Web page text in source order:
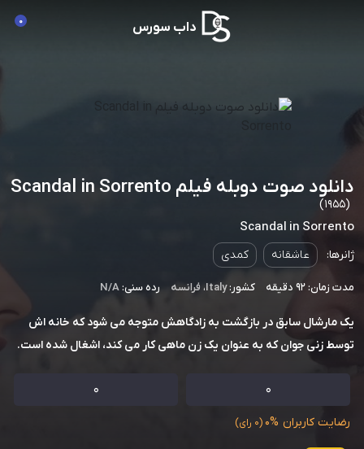
0 داب سورس
دانلود صوت دوبله فیلم Scandal in Sorrento
(1955)
Scandal in Sorrento
ژانرها: عاشقانه کمدی
مدت زمان: 92 دقیقه کشور:Italy، فرانسه رده سنی:N/A
یک مارشال سابق در بازگشت به زادگاهش متوجه می شود که خانه اش
توسط زنی جوان که به عنوان یک زن ماهی کار می کند، اشغال شده است.
0
0
رضایت کاربران 0% (0 رای)